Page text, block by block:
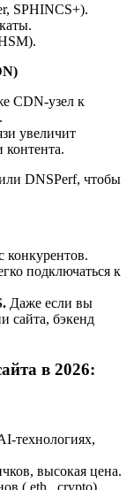
SPHINCS+).
CDN-узел к
увеличит
контента.
DNSPerf, чтобы
конкурентов.
подключаться к
Даже если вы
сайта, бэкенд
в 2026:
технологиях,
высокая цена.
(.eth, .crypto).